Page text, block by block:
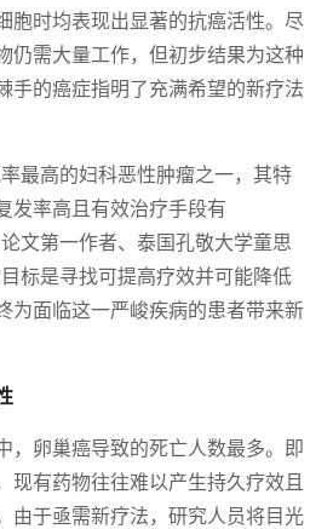
胞时均表现出显著的抗癌活性。尽
仍需大量工作，但初步结果为这种
手的癌症指明了充满希望的新疗法
最高的妇科恶性肿瘤之一，其特
发率高且有效治疗手段有
文第一作者、泰国孔敬大学童思
标是寻找可提高疗效并可能降低
为面临这一严峻疾病的患者带来新
，卵巢癌导致的死亡人数最多。即
现有药物往往难以产生持久疗效且
由于亟需新疗法，研究人员将目光